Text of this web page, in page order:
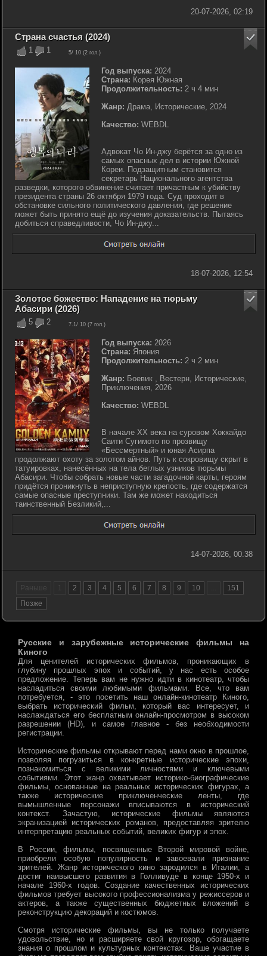
20-07-2026, 02:19
1 1 5/ 10 (2 гол.)
Страна счастья (2024)
Год выпуска: 2024
Страна: Корея Южная
Продолжительность: 2 ч 4 мин
Жанр: Драма, Исторические, 2024
Качество: WEBDL
Адвокат Чо Ин-джу берётся за одно из
самых опасных дел в истории Южной
Кореи. Подзащитным становится
секретарь Национального агентства
разведки, которого обвинение считает причастным к убийству
президента страны 26 октября 1979 года. Суд проходит в
обстановке сильного политического давления, где решение
может быть принято ещё до изучения доказательств. Пытаясь
добиться справедливости, Чо Ин-джу...
18-07-2026, 12:54
5 2 7.1/ 10 (7 гол.)
Золотое божество: Нападение на тюрьму
Абасири (2026)
Год выпуска: 2026
Страна: Япония
Продолжительность: 2 ч 2 мин
Жанр: Боевик , Вестерн, Исторические,
Приключения, 2026
Качество: WEBDL
В начале XX века на суровом Хоккайдо
Саити Сугимото по прозвищу
«Бессмертный» и юная Асирпа
продолжают охоту за золотом айнов. Путь к сокровищу скрыт в
татуировках, нанесённых на тела беглых узников тюрьмы
Абасири. Чтобы собрать новые части загадочной карты, героям
придётся проникнуть в неприступную крепость, где содержатся
самые опасные преступники. Там же может находиться
таинственный Безликий,...
14-07-2026, 00:38
Раньше 2 3 4 5 6 7 8 9 10 ...
151
Позже
Русские и зарубежные исторические фильмы на
Киного
Для ценителей исторических фильмов, проникающих в
глубину прошлых эпох и событий, у нас есть особое
предложение. Теперь вам не нужно идти в кинотеатр, чтобы
насладиться своими любимыми фильмами. Все, что вам
потребуется, - это посетить наш онлайн-кинотеатр Киного,
выбрать исторический фильм, который вас интересует, и
наслаждаться его бесплатным онлайн-просмотром в высоком
разрешении (HD), и самое главное - без необходимости
регистрации.
Исторические фильмы открывают перед нами окно в прошлое,
позволяя погрузиться в конкретные исторические эпохи,
познакомиться с великими личностями и ключевыми
событиями. Этот жанр охватывает историко-биографические
фильмы, основанные на реальных исторических фигурах, а
также исторические приключенческие ленты, где
вымышленные персонажи вписываются в исторический
контекст. Зачастую, исторические фильмы являются
экранизацией исторических романов, предоставляя зрителю
интерпретацию реальных событий, великих фигур и эпох.
В России, фильмы, посвященные Второй мировой войне,
приобрели особую популярность и завоевали признание
зрителей. Жанр исторического кино зародился в Италии, а
достиг наивысшего развития в Голливуде в конце 1950-х и
начале 1960-х годов. Создание качественных исторических
фильмов требует высокого профессионализма у режиссеров и
актеров, а также существенных бюджетных вложений в
реконструкцию декораций и костюмов.
Смотря исторические фильмы, вы не только получаете
удовольствие, но и расширяете свой кругозор, обогащаете
знания о прошлом и культурных контекстах. Ваше участие в